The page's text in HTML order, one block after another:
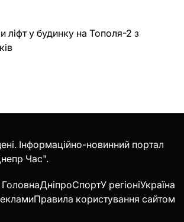
ліфт у будинку на Тополя-2 з
Інформаційно-новинний портал
Час".
ГоловнаДніпроСпортУ регіоніУкраїна
Правила користування сайтом